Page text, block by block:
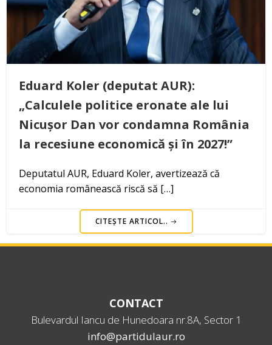
Eduard Koler (deputat AUR):
„Calculele politice eronate ale lui
Nicușor Dan vor condamna România
la recesiune economică și în 2027!”
Deputatul AUR, Eduard Koler, avertizează că
economia românească riscă să […]
CITEȘTE ARTICOL..
CONTACT
Bulevardul Iancu de Hunedoara nr.8A, Sector 1
info@partidulaur.ro